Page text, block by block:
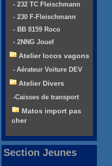
- 232 TC Fleischmann
- 230 F-Fleischmann
- BB 8159 Roco
- 2NNG Jouef
Atelier locos vagons
- Aérateur Voiture DEV
Atelier Divers
-Caisses de transport
Matos import pas
cher
Section Jeunes